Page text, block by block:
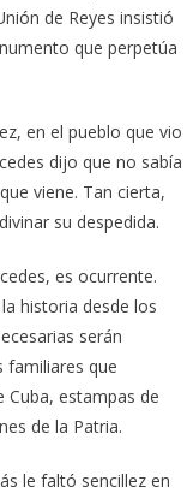
de Reyes insistió
que perpetúa
en el pueblo que vio
dijo que no sabía
viene. Tan cierta,
su despedida.
es ocurrente.
historia desde los
serán
familiares que
estampas de
de la Patria.
le faltó sencillez en